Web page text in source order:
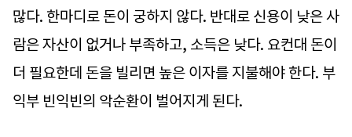
많다. 한마디로 돈이 궁하지 않다. 반대로 신용이 낮은 사
람은 자산이 없거나 부족하고, 소득은 낮다. 요컨대 돈이
더 필요한데 돈을 빌리면 높은 이자를 지불해야 한다. 부
익부 빈익빈의 악순환이 벌어지게 된다.